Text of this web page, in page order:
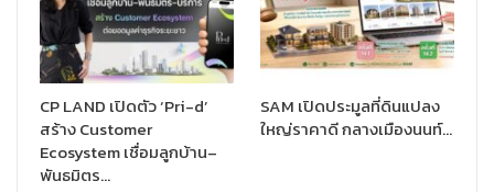
สำหรับโครงการที่เข้าร่วมกว่า
13 โครงการ ครอบคลุมทำเลศักยภาพ
ทั่วประเทศอาทิ
CP LAND เปิดตัว ‘Pri-d’
สร้าง Customer
Ecosystem เชื่อมลูกบ้าน–
พันธมิตร…
SAM เปิดประมูลที่ดินแปลง
ใหญ่ราคาดี กลางเมืองนนท์…